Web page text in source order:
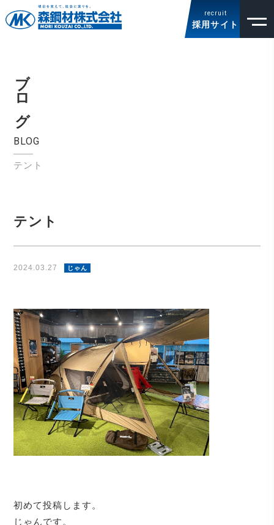
recruit
採用サイト
ブログ
BLOG
テント
テント
2024.03.27 じゃん
初めて投稿します。
じゃんです。